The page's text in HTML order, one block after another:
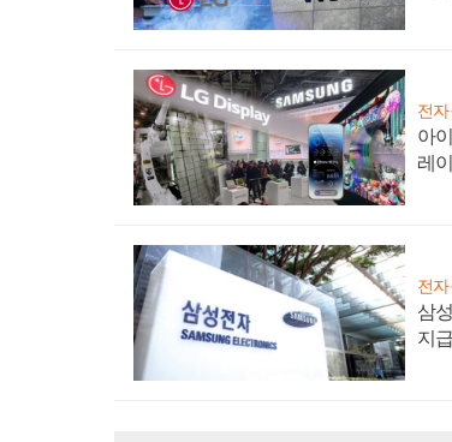
전자
아
레
전자
삼
지급